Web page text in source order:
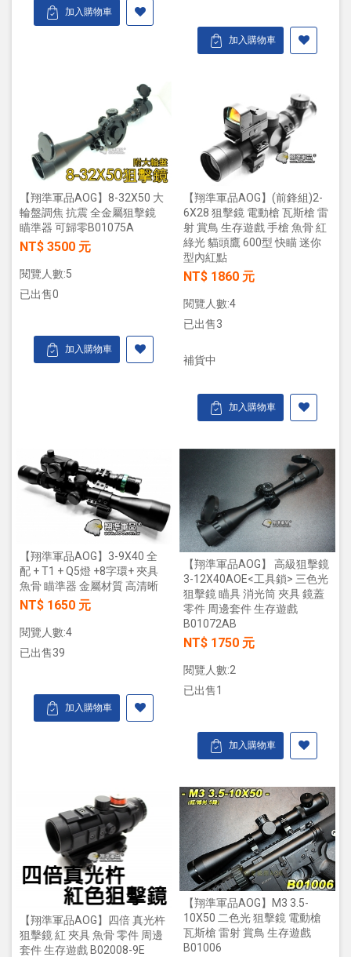
加入購物車
加入購物車
【翔準軍品AOG】8-32X50 大
輪盤調焦 抗震 全金屬狙擊鏡
瞄準器 可歸零B01075A
NT$ 3500 元
閱覽人數:5
已出售0
加入購物車
【翔準軍品AOG】(前鋒組)2-
6X28 狙擊鏡 電動槍 瓦斯槍 雷
射 賞鳥 生存遊戲 手槍 魚骨 紅
綠光 貓頭鷹 600型 快瞄 迷你
型內紅點
NT$ 1860 元
閱覽人數:4
已出售3
補貨中
加入購物車
【翔準軍品AOG】3-9X40 全
配 + T1 + Q5燈 +8字環+ 夾具
魚骨 瞄準器 金屬材質 高清晰
NT$ 1650 元
閱覽人數:4
已出售39
加入購物車
【翔準軍品AOG】 高級狙擊鏡
3-12X40AOE<工具鎖> 三色光
狙擊鏡 瞄具 消光筒 夾具 鏡蓋
零件 周邊套件 生存遊戲
B01072AB
NT$ 1750 元
閱覽人數:2
已出售1
加入購物車
【翔準軍品AOG】四倍 真光杵
狙擊鏡 紅 夾具 魚骨 零件 周邊
套件 生存遊戲 B02008-9E
【翔準軍品AOG】M3 3.5-
10X50 二色光 狙擊鏡 電動槍
瓦斯槍 雷射 賞鳥 生存遊戲
B01006